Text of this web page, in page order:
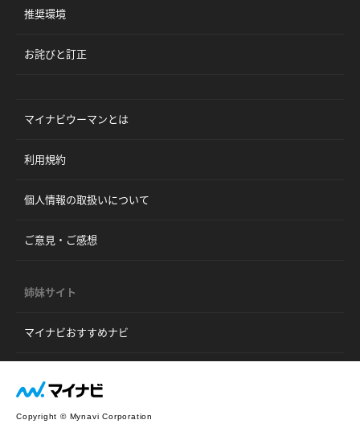
推奨環境
お詫びと訂正
マイナビウーマンとは
利用規約
個人情報の取扱いについて
ご意見・ご感想
姉妹サイト
マイナビおすすめナビ
Copyright © Mynavi Corporation